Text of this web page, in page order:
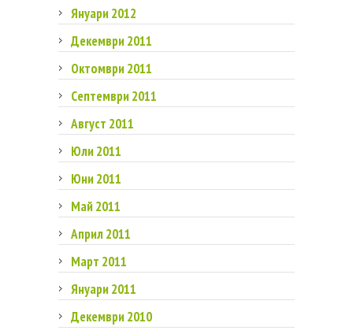
Януари 2012
Декември 2011
Октомври 2011
Септември 2011
Август 2011
Юли 2011
Юни 2011
Май 2011
Април 2011
Март 2011
Януари 2011
Декември 2010